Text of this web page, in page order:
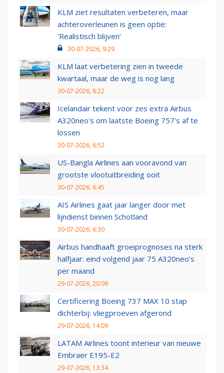
KLM ziet resultaten verbeteren, maar
achteroverleunen is geen optie:
‘Realistisch blijven’
30-07-2026, 9:29
KLM laat verbetering zien in tweede
kwartaal, maar de weg is nog lang
30-07-2026, 8:22
Icelandair tekent voor zes extra Airbus
A320neo's om laatste Boeing 757's af te
lossen
30-07-2026, 6:52
US-Bangla Airlines aan vooravond van
grootste vlootuitbreiding ooit
30-07-2026, 6:45
AIS Airlines gaat jaar langer door met
lijndienst binnen Schotland
30-07-2026, 6:30
Airbus handhaaft groeiprognoses na sterk
halfjaar: eind volgend jaar 75 A320neo’s
per maand
29-07-2026, 20:09
Certificering Boeing 737 MAX 10 stap
dichterbij: vliegproeven afgerond
29-07-2026, 14:09
LATAM Airlines toont interieur van nieuwe
Embraer E195-E2
29-07-2026, 13:34